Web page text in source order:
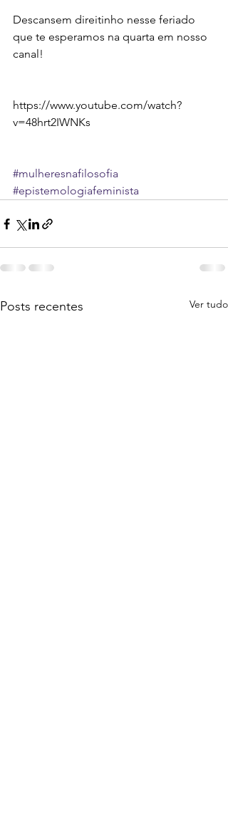
Descansem direitinho nesse feriado
que te esperamos na quarta em nosso
canal!
https://www.youtube.com/watch?
v=48hrt2IWNKs
#mulheresnafilosofia
#epistemologiafeminista
Posts recentes Ver tudo